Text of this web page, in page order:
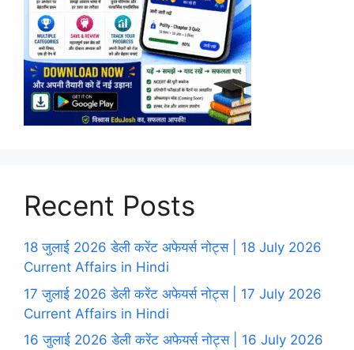
Recent Posts
18 जुलाई 2026 डेली करेंट अफेयर्स नोट्स | 18 July 2026
Current Affairs in Hindi
17 जुलाई 2026 डेली करेंट अफेयर्स नोट्स | 17 July 2026
Current Affairs in Hindi
16 जुलाई 2026 डेली करेंट अफेयर्स नोट्स | 16 July 2026